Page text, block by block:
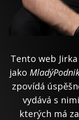
Tento web
jako
zpovídá
vydává s nimi
kterých má